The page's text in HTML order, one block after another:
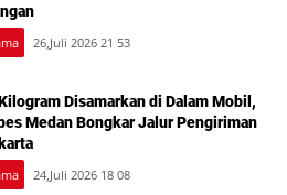
26,Juli 2026 21 53
Disamarkan di Dalam Mobil,
Medan Bongkar Jalur Pengiriman
24,Juli 2026 18 08